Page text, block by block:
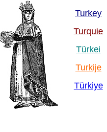
Turkey
Turquie
Türkei
Turkije
Türkiye